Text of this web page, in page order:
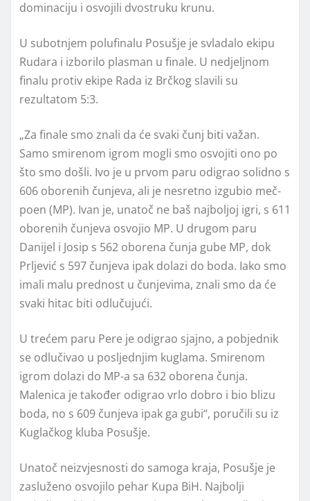
dominaciju i osvojili dvostruku krunu.
U subotnjem polufinalu Posušje je svladalo ekipu
Rudara i izborilo plasman u finale. U nedjeljnom
finalu protiv ekipe Rada iz Brčkog slavili su
rezultatom 5:3.
„Za finale smo znali da će svaki čunj biti važan.
Samo smirenom igrom mogli smo osvojiti ono po
što smo došli. Ivo je u prvom paru odigrao solidno s
606 oborenih čunjeva, ali je nesretno izgubio meč-
poen (MP). Ivan je, unatoč ne baš najboljoj igri, s 611
oborenih čunjeva osvojio MP. U drugom paru
Danijel i Josip s 562 oborena čunja gube MP, dok
Prljević s 597 čunjeva ipak dolazi do boda. Iako smo
imali malu prednost u čunjevima, znali smo da će
svaki hitac biti odlučujući.
U trećem paru Pere je odigrao sjajno, a pobjednik
se odlučivao u posljednjim kuglama. Smirenom
igrom dolazi do MP-a sa 632 oborena čunja.
Malenica je također odigrao vrlo dobro i bio blizu
boda, no s 609 čunjeva ipak ga gubi“, poručili su iz
Kuglačkog kluba Posušje.
Unatoč neizvjesnosti do samoga kraja, Posušje je
zasluženo osvojilo pehar Kupa BiH. Najbolji